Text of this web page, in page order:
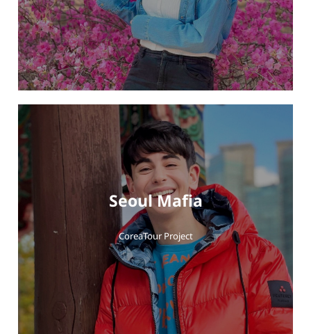
Seoul Mafia
CoreaTour Project